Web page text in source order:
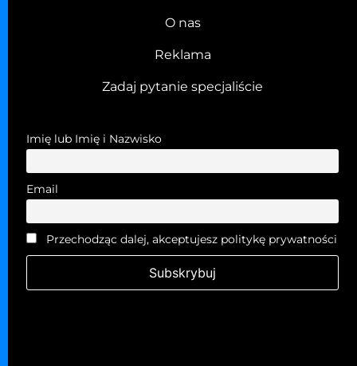
O nas
Reklama
Zadaj pytanie specjaliście
Imię lub Imię i Nazwisko
Email
Przechodząc dalej, akceptujesz politykę prywatności